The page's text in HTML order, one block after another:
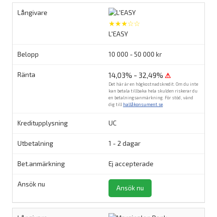
★★★☆☆
L'EASY
10 000 - 50 000 kr
14,03% - 32,49% ⚠
Det här är en högkostnadskredit. Om du inte
kan betala tillbaka hela skulden riskerar du
en betalningsanmärkning. För stöd, vänd
dig till hallåkonsument.se
UC
1 - 2 dagar
Ej accepterade
Ansök nu